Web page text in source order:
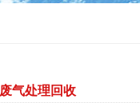
气处理回收